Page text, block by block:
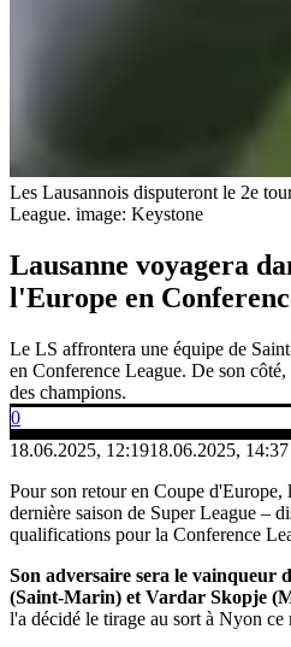
Les Lausannois disputeront le 2e
League. image: Keystone
Lausanne voyagera
l'Europe en
Le LS affrontera une équipe de
en Conference League. De son
des champions.
0
18.06.2025, 12:1918.06.2025, 14:37
Pour son retour en Coupe d'Europe,
dernière saison de Super League –
qualifications pour la Conference
Son adversaire sera le vainqueur
(Saint-Marin) et Vardar Skopje
l'a décidé le tirage au sort à Nyon ce